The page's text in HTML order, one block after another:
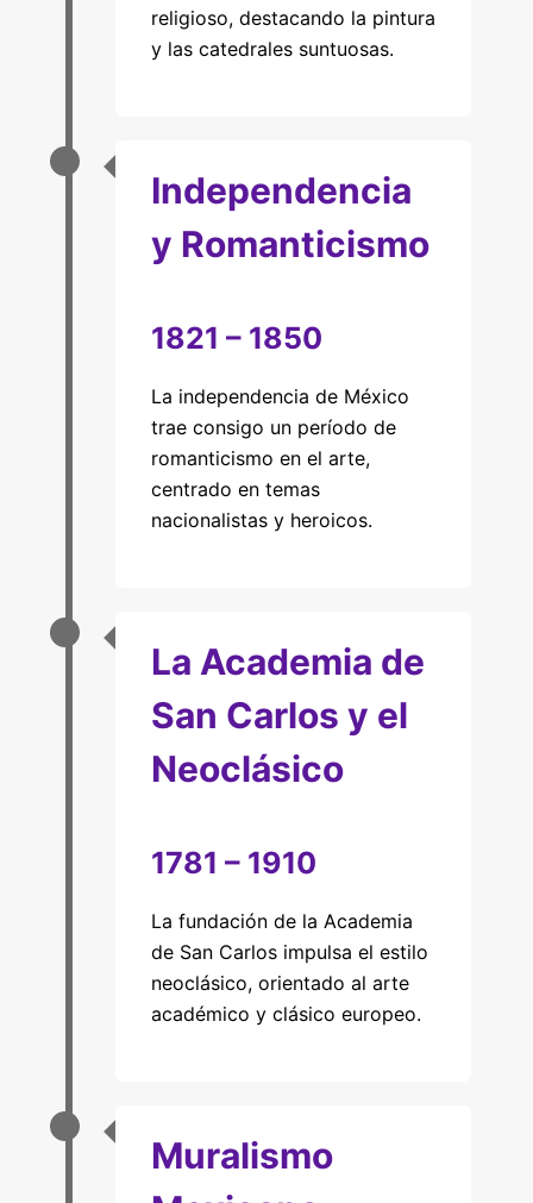
religioso, destacando la pintura
y las catedrales suntuosas.
Independencia
y Romanticismo
1821 – 1850
La independencia de México
trae consigo un período de
romanticismo en el arte,
centrado en temas
nacionalistas y heroicos.
La Academia de
San Carlos y el
Neoclásico
1781 – 1910
La fundación de la Academia
de San Carlos impulsa el estilo
neoclásico, orientado al arte
académico y clásico europeo.
Muralismo